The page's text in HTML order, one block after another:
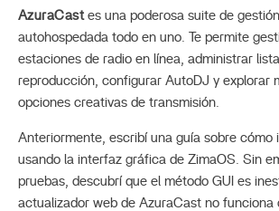
AzuraCastes una poderosa suite de
autohospedada todo en uno. Te permite
estaciones de radio en línea, administrar
reproducción, configurar AutoDJ y explorar
opciones creativas de transmisión.
Anteriormente, escribí una guía sobre cómo
usando la interfaz gráfica de ZimaOS. Sin
pruebas, descubrí que el método GUI es
actualizador web de AzuraCast no